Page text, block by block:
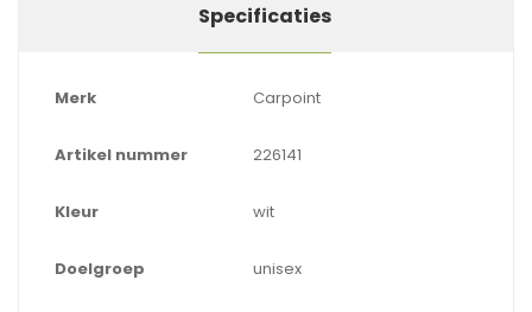
Specificaties
Merk Carpoint
Artikel nummer 226141
Kleur wit
Doelgroep unisex